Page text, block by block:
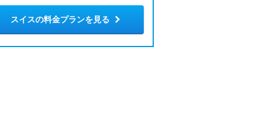
スイスの料金プランを見る